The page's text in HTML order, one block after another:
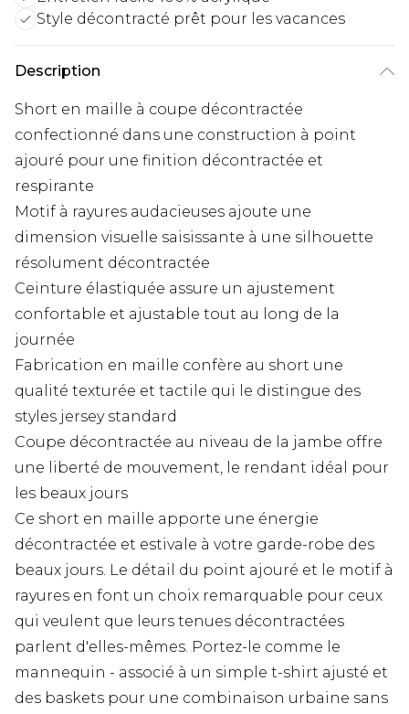
Style décontracté prêt pour les vacances
Description
Short en maille à coupe décontractée
confectionné dans une construction à point
ajouré pour une finition décontractée et
respirante
Motif à rayures audacieuses ajoute une
dimension visuelle saisissante à une silhouette
résolument décontractée
Ceinture élastiquée assure un ajustement
confortable et ajustable tout au long de la
journée
Fabrication en maille confère au short une
qualité texturée et tactile qui le distingue des
styles jersey standard
Coupe décontractée au niveau de la jambe offre
une liberté de mouvement, le rendant idéal pour
les beaux jours
Ce short en maille apporte une énergie
décontractée et estivale à votre garde-robe des
beaux jours. Le détail du point ajouré et le motif à
rayures en font un choix remarquable pour ceux
qui veulent que leurs tenues décontractées
parlent d'elles-mêmes. Portez-le comme le
mannequin - associé à un simple t-shirt ajusté et
des baskets pour une combinaison urbaine sans